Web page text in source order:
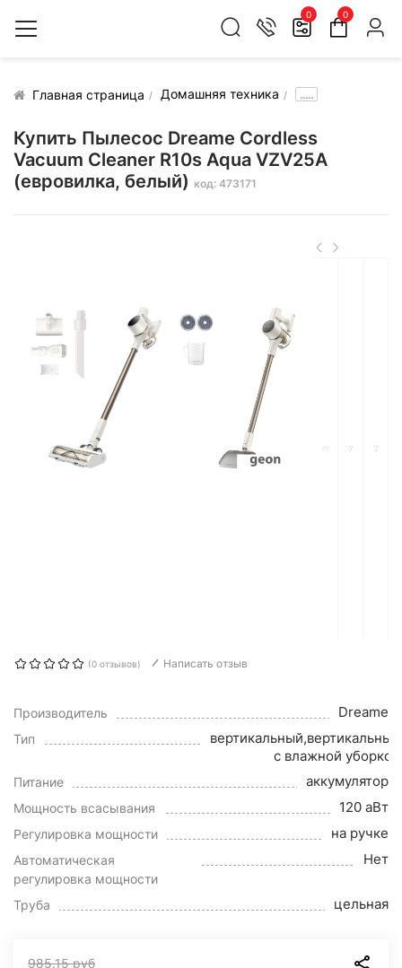
0 0
Главная страница Домашняя техника .....
Купить Пылесос Dreame Cordless
Vacuum Cleaner R10s Aqua VZV25A
(евровилка, белый) код: 473171
(0 отзывов) Написать отзыв
Производитель Dreame
Тип
вертикальный,вертикальный
с влажной уборкой
Питание аккумулятор
Мощность всасывания 120 аВт
Регулировка мощности на ручке
Автоматическая
регулировка мощности
Нет
Труба цельная
985.15руб